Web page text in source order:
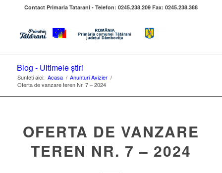
Contact Primaria Tatarani - Telefon: 0245.238.209 Fax: 0245.238.388
Blog - Ultimele știri
Sunteți aici: Acasa / Anunturi Avizier /
Oferta de vanzare teren Nr. 7 – 2024
OFERTA DE VANZARE
TEREN NR. 7 – 2024